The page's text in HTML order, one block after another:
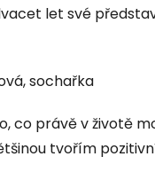
let své
sochařka
co právě v životě
tvořím